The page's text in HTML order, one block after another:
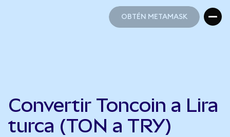
OBTÉN METAMASK
Convertir Toncoin a Lira
turca (TON a TRY)